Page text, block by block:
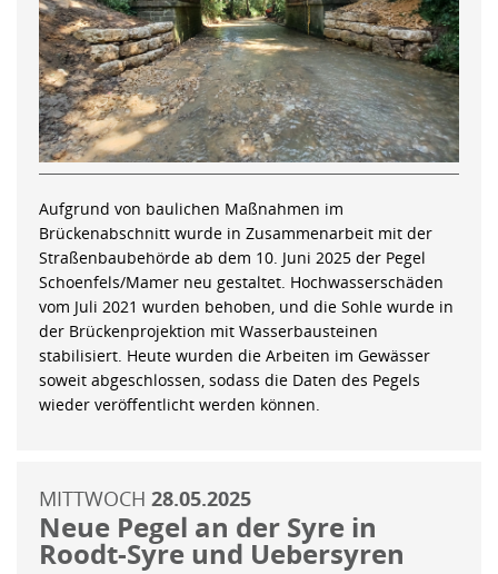
Aufgrund von baulichen Maßnahmen im
Brückenabschnitt wurde in Zusammenarbeit mit der
Straßenbaubehörde ab dem 10. Juni 2025 der Pegel
Schoenfels/Mamer neu gestaltet. Hochwasserschäden
vom Juli 2021 wurden behoben, und die Sohle wurde in
der Brückenprojektion mit Wasserbausteinen
stabilisiert. Heute wurden die Arbeiten im Gewässer
soweit abgeschlossen, sodass die Daten des Pegels
wieder veröffentlicht werden können.
MITTWOCH 28.05.2025
Neue Pegel an der Syre in
Roodt-Syre und Uebersyren